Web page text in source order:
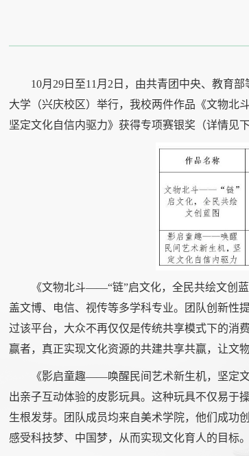
10月29日至11月2日，由共青团中央、教育
大学（兴庆校区）举行，我校两件作品《文物
坚定文化自信内驱力》获得专项赛银奖（详情见下
《文物北斗——“链”启文化，全民共绘文创
盖文博、电信、视传等多学科专业。团队创新性
过该平台，大众不再仅仅是传统共享模式下的消
赢者，真正实现文化资源的共建共享共赢，让文
《影启童趣——唤醒民间艺术新生机，坚定
出亲子互动体验的皮影玩具。这种玩具不仅易于
生根发芽。团队成员均来自美术学院，他们成功
感受科技梦、中国梦，从而实现文化育人的目标。